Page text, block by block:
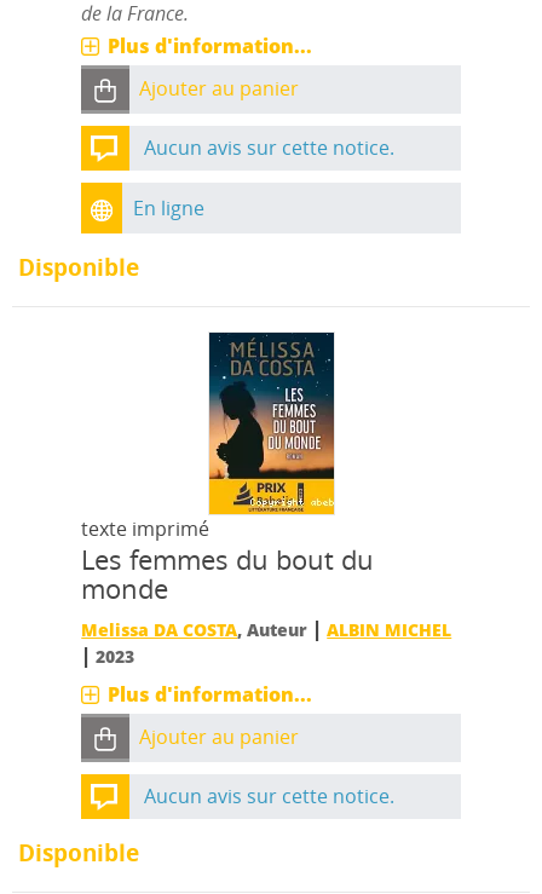
de la France.
Plus d'information...
Ajouter au panier
Aucun avis sur cette notice.
En ligne
Disponible
texte imprimé
Les femmes du bout du
monde
Melissa DA COSTA, Auteur |ALBIN MICHEL
|2023
Plus d'information...
Ajouter au panier
Aucun avis sur cette notice.
Disponible